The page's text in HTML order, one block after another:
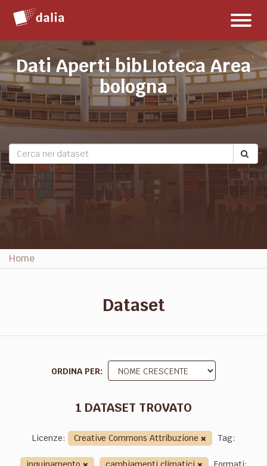
contenuto
Dati Aperti bibLIoteca Area
bologna
Home
Dataset
ORDINA PER
1 DATASET TROVATO
Licenze: Creative Commons Attribuzione
Tag: